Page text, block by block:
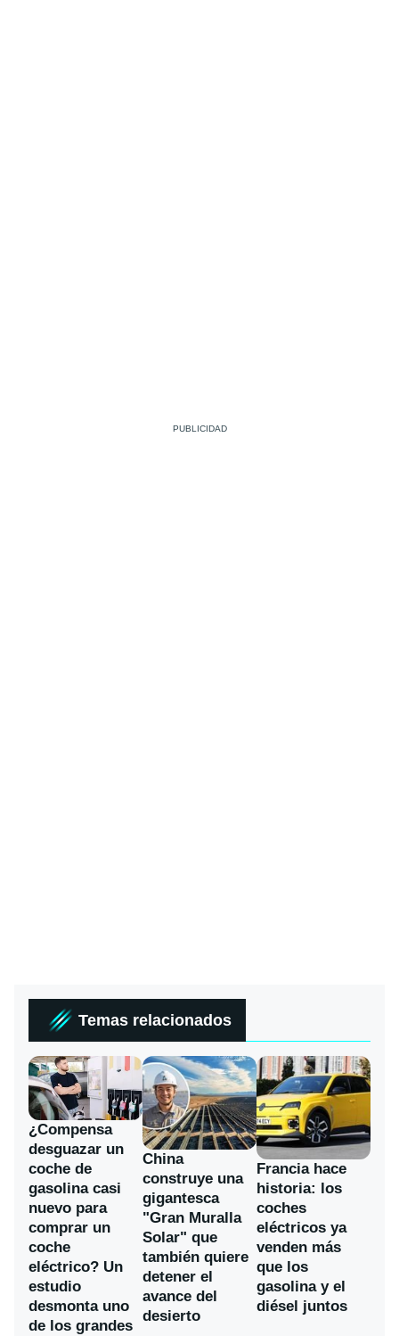
Temas relacionados
¿Compensa
desguazar un
coche de
gasolina casi
nuevo para
comprar un
coche
eléctrico? Un
estudio
desmonta uno
de los grandes
China
construye una
gigantesca
"Gran Muralla
Solar" que
también quiere
detener el
avance del
desierto
Francia hace
historia: los
coches
eléctricos ya
venden más
que los
gasolina y el
diésel juntos